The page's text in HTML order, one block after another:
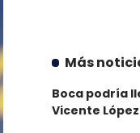
Más
Boca podría
Vicente